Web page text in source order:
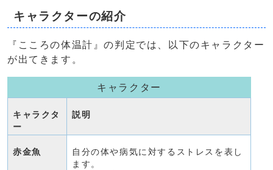
キャラクターの紹介
『こころの体温計』の判定では、以下のキャラクター
が出てきます。
キャラクター
キャラクタ
ー
説明
赤金魚
自分の体や病気に対するストレスを表し
ます。